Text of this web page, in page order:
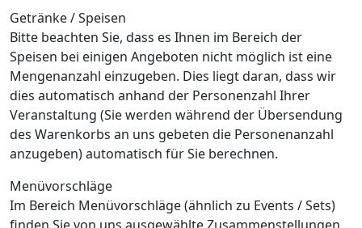
Getränke / Speisen
Bitte beachten Sie, dass es Ihnen im Bereich der
Speisen bei einigen Angeboten nicht möglich ist eine
Mengenanzahl einzugeben. Dies liegt daran, dass wir
dies automatisch anhand der Personenzahl Ihrer
Veranstaltung (Sie werden während der Übersendung
des Warenkorbs an uns gebeten die Personenanzahl
anzugeben) automatisch für Sie berechnen.
Menüvorschläge
Im Bereich Menüvorschläge (ähnlich zu Events / Sets)